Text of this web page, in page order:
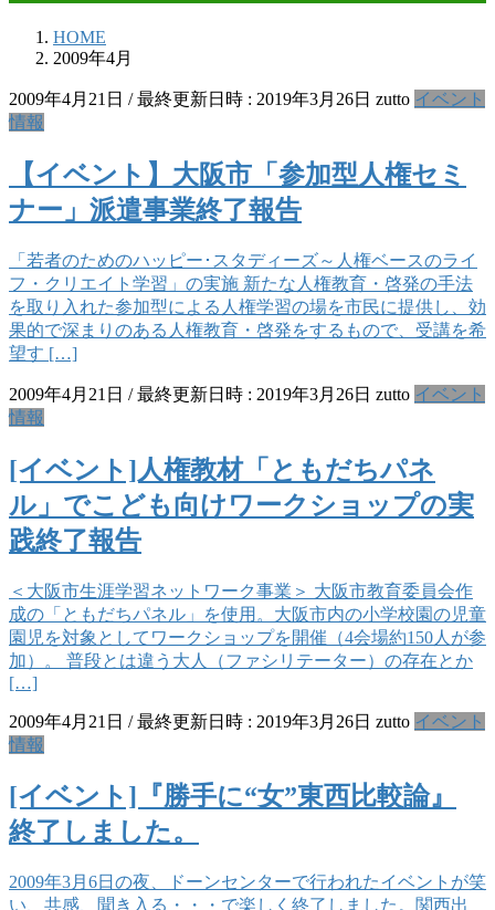
HOME
2009年4月
2009年4月21日 / 最終更新日時 : 2019年3月26日 zutto イベント
情報
【イベント】大阪市「参加型人権セミ
ナー」派遣事業終了報告
「若者のためのハッピー･スタディーズ～人権ベースのライ
フ・クリエイト学習」の実施 新たな人権教育・啓発の手法
を取り入れた参加型による人権学習の場を市民に提供し、効
果的で深まりのある人権教育・啓発をするもので、受講を希
望す […]
2009年4月21日 / 最終更新日時 : 2019年3月26日 zutto イベント
情報
[イベント]人権教材「ともだちパネ
ル」でこども向けワークショップの実
践終了報告
＜大阪市生涯学習ネットワーク事業＞ 大阪市教育委員会作
成の「ともだちパネル」を使用。大阪市内の小学校園の児童
園児を対象としてワークショップを開催（4会場約150人が参
加）。 普段とは違う大人（ファシリテーター）の存在とか
[…]
2009年4月21日 / 最終更新日時 : 2019年3月26日 zutto イベント
情報
[イベント]『勝手に“女”東西比較論』
終了しました。
2009年3月6日の夜、ドーンセンターで行われたイベントが笑
い、共感、聞き入る・・・で楽しく終了しました。関西出